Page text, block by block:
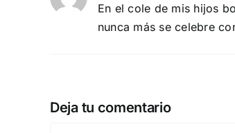
En el cole de mis hijos
nunca más se celebre
Deja tu comentario